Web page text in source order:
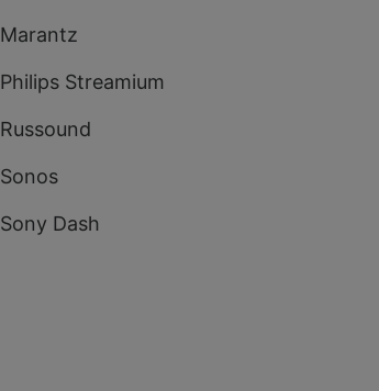
Marantz
Philips Streamium
Russound
Sonos
Sony Dash